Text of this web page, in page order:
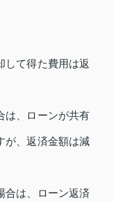
して得た費用は返
は、ローンが共有
が、返済金額は減
合は、ローン返済